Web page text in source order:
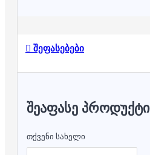
შეფასებები
ᲨᲔᲐᲤᲐᲡᲔ ᲞᲠᲝᲓᲣᲥᲢᲘ
თქვენი სახელი